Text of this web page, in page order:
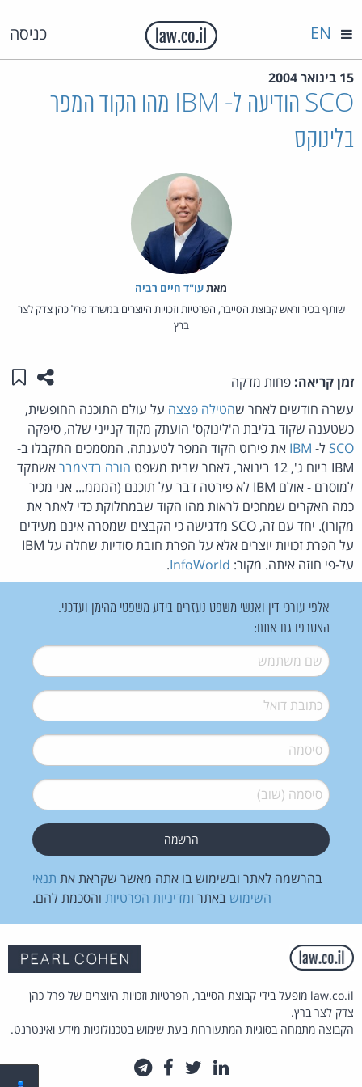
כניסה EN
15 בינואר 2004
SCO הודיעה ל- IBM מהו הקוד המפר
בלינוקס
מאת‏עו"ד חיים רביה
שותף בכיר וראש קבוצת הסייבר, הפרטיות וזכויות היוצרים במשרד פרל כהן צדק לצר
ברץ
זמן קריאה: פחות מדקה שתפו
עשרה חודשים לאחר שהטילה פצצה על עולם התוכנה החופשית,
כשטענה שקוד בליבת ה'לינוקס' הועתק מקוד קנייני שלה, סיפקה
SCO ל- IBM את פירוט הקוד המפר לטענתה. המסמכים התקבלו ב-
IBM ביום ג', 12 בינואר, לאחר שבית משפט
הורה בדצמבראשתקד
למוסרם - אולם IBM לא פירטה דבר על תוכנם (המממ... אני מכיר
כמה האקרים שמחכים לראות מהו הקוד שבמחלוקת כדי לאתר את
מקורו). יחד עם זה, SCO מדגישה כי הקבצים שמסרה אינם מעידים
על הפרת זכויות יוצרים אלא על הפרת חובת סודיות שחלה על IBM
על-פי חוזה איתה. מקור: InfoWorld
.
אלפי עורכי דין ואנשי משפט נעזרים בידע משפטי מהימן ועדכני.
הצטרפו גם אתם:
שם משתמש*
דואל*
סיסמה*
סיסמה (שוב)*
בהרשמה לאתר ובשימוש בו אתה מאשר שקראת את תנאי
השימוש באתר ומדיניות הפרטיות והסכמת להם.
law.co.il מופעל בידי קבוצת הסייבר, הפרטיות וזכויות היוצרים של פרל כהן
צדק לצר ברץ.
הקבוצה מתמחה בסוגיות המתעוררות בעת שימוש בטכנולוגיות מידע ואינטרנט.
לינקדאין
טוויטרפייסבוק